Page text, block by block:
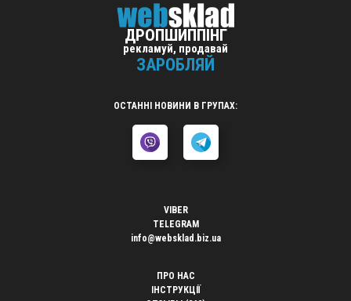
ДРОПШИППІНГ
рекламуй, продавай
ЗАРОБЛЯЙ
ОСТАННІ НОВИНИ В ГРУПАХ:
VIBER
TELEGRAM
info@websklad.biz.ua
ПРО НАС
ІНСТРУКЦІЇ